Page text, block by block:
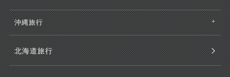
沖縄旅行
北海道旅行